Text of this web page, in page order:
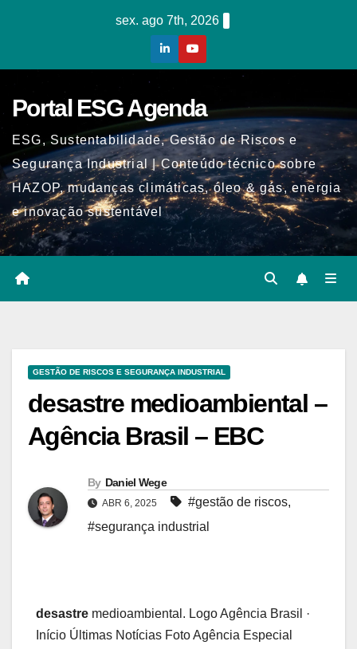
sex. ago 7th, 2026
Portal ESG Agenda
ESG, Sustentabilidade, Gestão de Riscos e
Segurança Industrial | Conteúdo técnico sobre
HAZOP, mudanças climáticas, óleo & gás, energia
e inovação sustentável
GESTÃO DE RISCOS E SEGURANÇA INDUSTRIAL
desastre medioambiental –
Agência Brasil – EBC
By Daniel Wege
ABR 6, 2025 #gestão de riscos,
#segurança industrial
desastre medioambiental. Logo Agência Brasil ·
Início Últimas Notícias Foto Agência Especial